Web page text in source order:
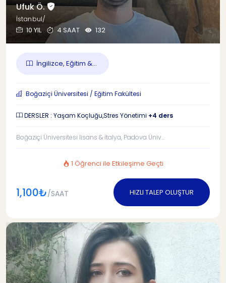
Ufuk Ö.
İstanbul/
10 YIL
4 SAAT 132
İngilizce, Eğitim &...
Boğaziçi Üniversitesi / Eğitim Fakültesi
DERSLER : Yaşam Koçluğu,Stres Yönetimi +4 ders
Boğaziçi Üniversitesi lisans & İtalya, Padova Üniv...
1 Öğrenci ile Etkileşime Geçti
1,100₺/SAAT HIZLI TALEP OLUŞTUR